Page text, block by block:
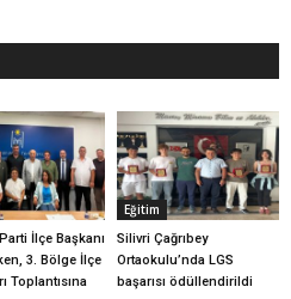
İlçe Başkanı
3. Bölge İlçe
Toplantısına
Eğitim
Silivri Çağrıbey
Ortaokulu’nda LGS
başarısı ödüllendirildi